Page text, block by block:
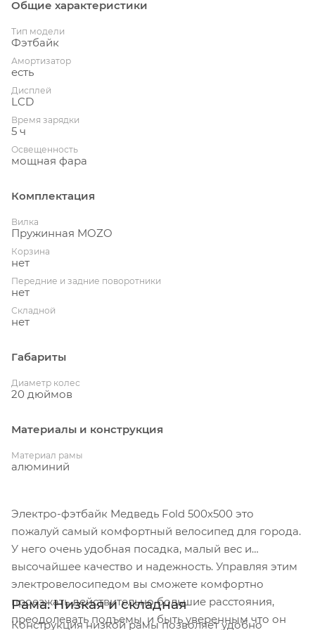
Общие характеристики
Тип модели
Фэтбайк
Амортизатор
есть
Дисплей
LCD
Время зарядки
5 ч
Освещенность
мощная фара
Комплектация
Вилка
Пружинная MOZO
Корзина
нет
Передние и задние поворотники
нет
Складной
нет
Габариты
Диаметр колес
20 дюймов
Материалы и конструкция
Материал рамы
алюминий
Электро-фэтбайк Медведь Fold 500x500 это
пожалуй самый комфортный велосипед для города.
У него очень удобная посадка, малый вес и
высочайшее качество и надежность. Управляя этим
электровелосипедом вы сможете комфортно
проезжать действительно большие расстояния,
преодолевать подъемы, и быть уверенным что он
Рама. Низкая и складная
Конструкция низкой рамы позволяет удобно